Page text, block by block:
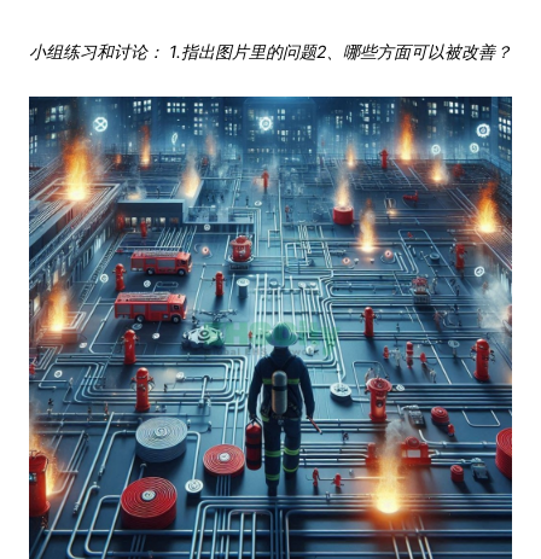
小组练习和讨论： 1.指出图片里的问题2 、哪些方面可以被改善？